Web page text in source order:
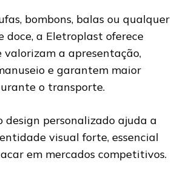
bombons, balas ou qualquer
doce, a Eletroplast oferece
valorizam a apresentação,
e garantem maior
o transporte.
design personalizado ajuda a
visual forte, essencial
em mercados competitivos.